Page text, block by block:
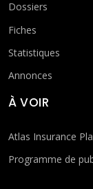
Dossiers
Fiches
Statistiques
Annonces
À VOIR
Atlas Insurance
Programme de